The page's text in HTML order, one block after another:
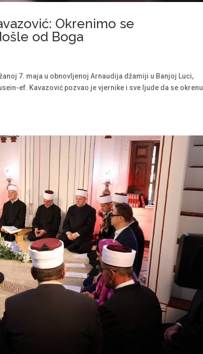
Okrenimo se
od Boga
7. maja u obnovljenoj Arnaudija džamiji u Banjoj Luci,
ef. Kavazović pozvao je vjernike i sve ljude da se okrenu